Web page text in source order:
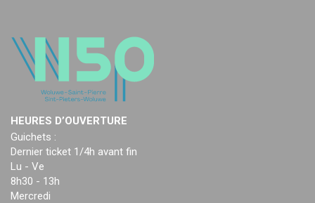
HEURES D’OUVERTURE
Guichets :
Dernier ticket 1/4h avant fin
Lu - Ve
8h30 - 13h
Mercredi